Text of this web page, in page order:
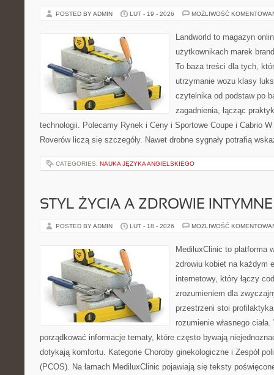
POSTED BY ADMIN LUT - 19 - 2026 MOŻLIWOŚĆ
Landworld to magazyn
użytkownikach marek
To baza treści dla tych,
utrzymanie wozu klasy
czytelnika od podstaw po
zagadnienia, łącząc
technologii. Polecamy Rynek i Ceny i Sportowe Coupe i Cabrio
Roverów liczą się szczegóły. Nawet drobne sygnały potrafią
CATEGORIES: NAUKA JĘZYKA ANGIELSKIEGO
STYL ŻYCIA A ZDROWIE INTYMNE
POSTED BY ADMIN LUT - 18 - 2026 MOŻLIWOŚĆ
MediluxClinic to platforma
zdrowiu kobiet na każdym
internetowy, który łączy
zrozumieniem dla
przestrzeni stoi
rozumienie własnego
porządkować informacje tematy, które często bywają
dotykają komfortu. Kategorie Choroby ginekologiczne i Zespół
(PCOS). Na łamach MediluxClinic pojawiają się teksty